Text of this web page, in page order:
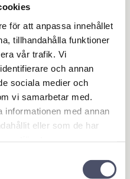
för att anpassa innehållet
tillhandahålla funktioner
vår trafik. Vi
och annan
sociala medier och
vi samarbetar med.
informationen med annan
eller som de har
i Pulse Tronic
teknik;
av batterierna;
hålla batterierna vid låga